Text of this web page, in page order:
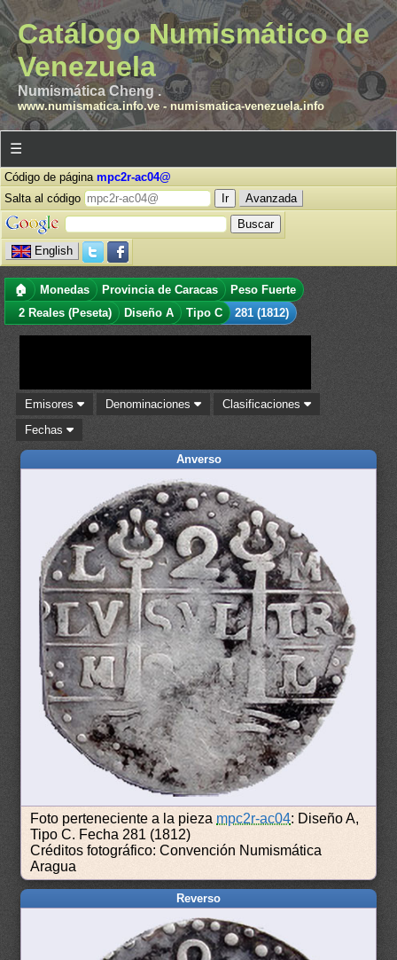
Catálogo Numismático de
Venezuela
Numismática Cheng .
www.numismatica.info.ve- numismatica-venezuela.info
☰
Código de página mpc2r-ac04@
Salta al código
Avanzada
English
🏠 Monedas Provincia de Caracas
Peso Fuerte
2 Reales (Peseta)
Diseño A Tipo C 281 (1812)
Emisores Denominaciones
Clasificaciones
Fechas
Anverso
Foto perteneciente a la pieza mpc2r-ac04: Diseño A,
Tipo C. Fecha 281 (1812)
Créditos fotográfico: Convención Numismática
Aragua
Reverso